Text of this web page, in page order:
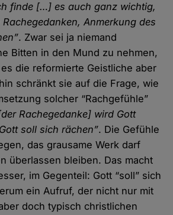
finde […] es auch ganz wichtig,
Anmerkung des
. Zwar sei ja niemand
Bitten in den Mund zu nehmen,
die reformierte Geistliche aber
schränkt sie auf die Frage, wie
solcher “Rachgefühle”
Rachegedanke] wird Gott
soll sich rächen”. Die Gefühle
das grausame Werk darf
überlassen bleiben. Das macht
im Gegenteil: Gott “soll” sich
ein Aufruf, der nicht nur mit
doch typisch christlichen